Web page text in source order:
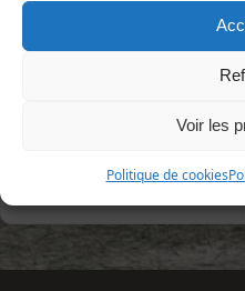
Voir les
Politique de cookies
1ère publication :